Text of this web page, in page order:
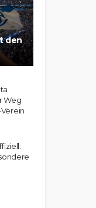
den
Weg